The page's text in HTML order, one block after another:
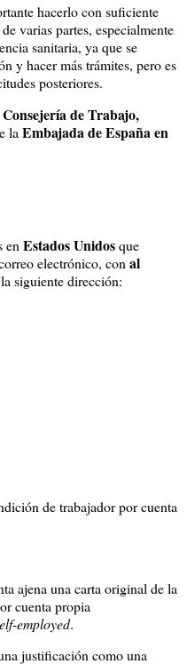
hacerlo con suficiente
varias partes, especialmente
sanitaria, ya que se
y hacer más trámites, pero es
posteriores.
Consejería de Trabajo,
la Embajada de España en
en Estados Unidosque
electrónico, con al
siguiente dirección:
de trabajador por cuenta
ajena una carta original de la
cuenta propia
employed.
justificación como una